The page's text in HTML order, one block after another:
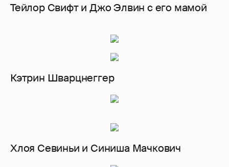
Тейлор Свифт и Джо Элвин с его мамой
Кэтрин Шварцнеггер
Хлоя Севиньи и Синиша Мачкович